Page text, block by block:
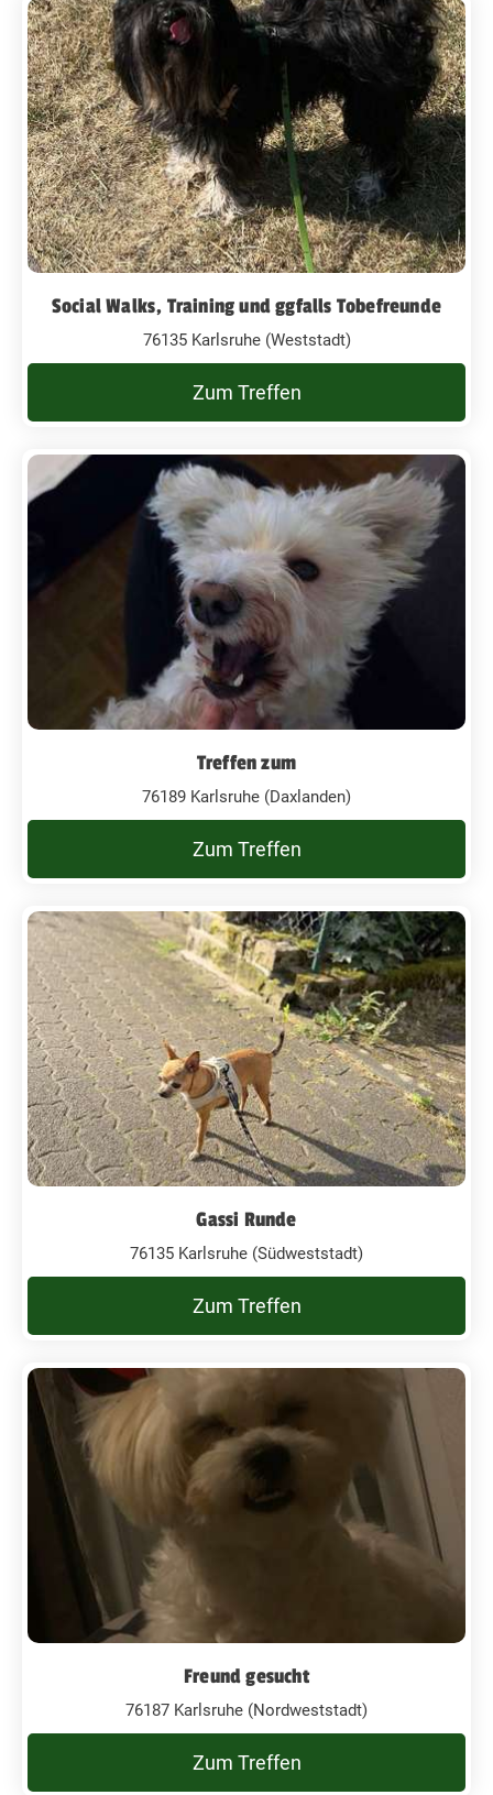
Social Walks, Training und ggfalls Tobefreunde
76135 Karlsruhe (Weststadt)
Zum Treffen
Treffen zum
76189 Karlsruhe (Daxlanden)
Zum Treffen
Gassi Runde
76135 Karlsruhe (Südweststadt)
Zum Treffen
Freund gesucht
76187 Karlsruhe (Nordweststadt)
Zum Treffen